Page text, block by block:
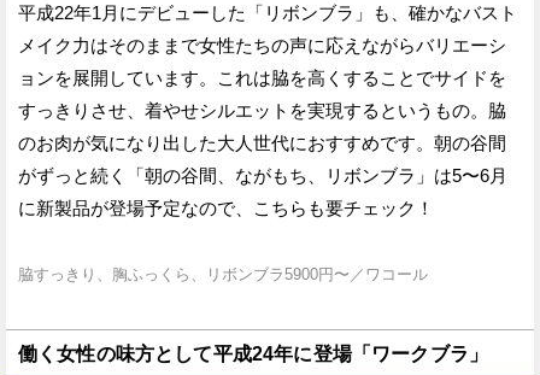
平成22年1月にデビューした「リボンブラ」も、確かなバスト
メイク力はそのままで女性たちの声に応えながらバリエーシ
ョンを展開しています。これは脇を高くすることでサイドを
すっきりさせ、着やせシルエットを実現するというもの。脇
のお肉が気になり出した大人世代におすすめです。朝の谷間
がずっと続く「朝の谷間、ながもち、リボンブラ」は5〜6月
に新製品が登場予定なので、こちらも要チェック！
脇すっきり、胸ふっくら、リボンブラ5900円〜／ワコール
働く女性の味方として平成24年に登場「ワークブラ」